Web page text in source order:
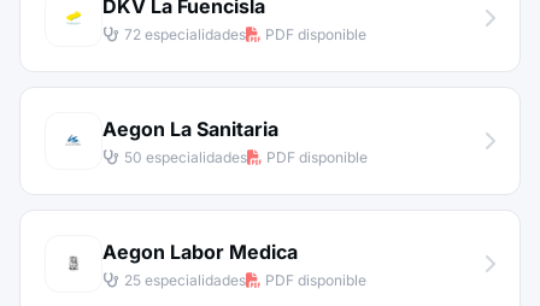
DKV La Fuencisla
72 especialidades PDF disponible
Aegon La Sanitaria
50 especialidades PDF disponible
Aegon Labor Medica
25 especialidades PDF disponible